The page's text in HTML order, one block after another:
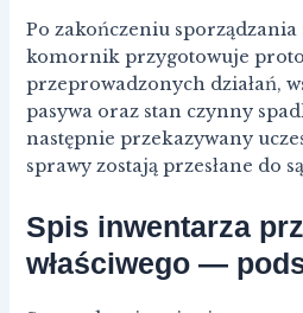
Po zakończeniu
komornik przygotowuje
przeprowadzonych działań,
pasywa oraz stan czynny
następnie przekazywany
sprawy zostają przesłane do
Spis inwentarza
właściwego —